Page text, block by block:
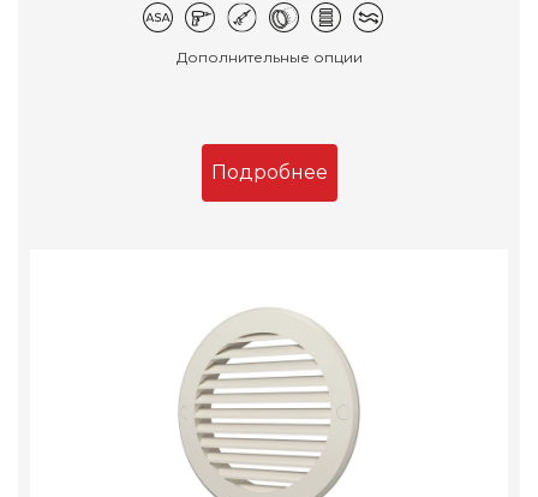
Дополнительные опции
Подробнее